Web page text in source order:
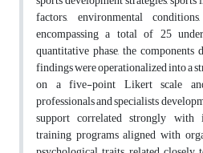
factors, environmental
encompassing a total of 25
quantitative phase, the
findings were operationalized into a
on a five-point Likert scale
professionals and specialists
support correlated strongly with
training programs aligned with